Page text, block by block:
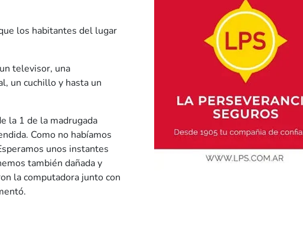
los habitantes del lugar
televisor, una
un cuchillo y hasta un
la 1 de la madrugada
Como no habíamos
unos instantes
también dañada y
la computadora junto con